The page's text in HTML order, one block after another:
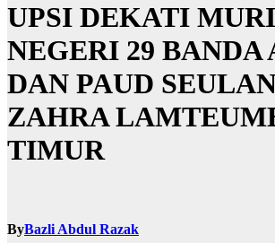
UPSI DEKATI
NEGERI 29 BANDA
DAN PAUD
ZAHRA
TIMUR
ByBazli Abdul Razak